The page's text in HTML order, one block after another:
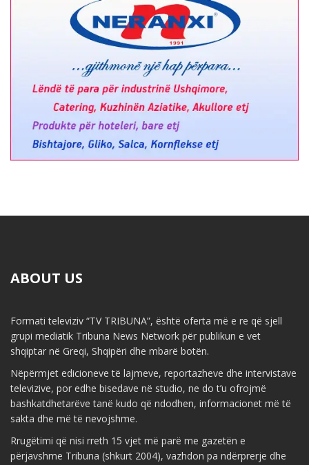
ABOUT US
Formati televiziv “TV TRIBUNA”, është oferta më e re që sjell
grupi mediatik Tribuna News Network për publikun e vet
shqiptar në Greqi, Shqipëri dhe mbarë botën.
Nëpërmjet edicioneve të lajmeve, reportazheve dhe intervistave
televizive, por edhe bisedave në studio, ne do t’u ofrojmë
bashkatdhetarëve tanë kudo që ndodhen, informacionet më të
sakta dhe më të nevojshme.
Rrugëtimi që nisi rreth 15 vjet më parë me gazetën e
përjavshme Tribuna (shkurt 2004), vazhdon pa ndërprerje dhe